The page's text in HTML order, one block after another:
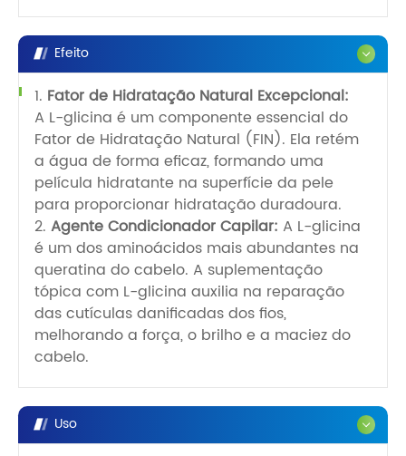
Efeito
1. Fator de Hidratação Natural Excepcional:
A L-glicina é um componente essencial do
Fator de Hidratação Natural (FIN). Ela retém
a água de forma eficaz, formando uma
película hidratante na superfície da pele
para proporcionar hidratação duradoura.
2. Agente Condicionador Capilar: A L-glicina
é um dos aminoácidos mais abundantes na
queratina do cabelo. A suplementação
tópica com L-glicina auxilia na reparação
das cutículas danificadas dos fios,
melhorando a força, o brilho e a maciez do
cabelo.
Uso